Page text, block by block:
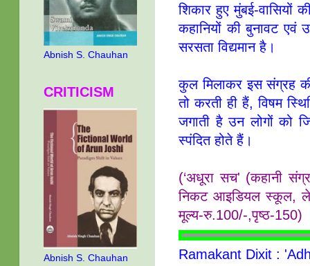
शिकार हुए मुंबई-वासियों
कहानियों की बुनावट
सरसता विद्यमान है।
कुल मिलाकर इस संग्रह
तो करती ही हैं, विषम
जगाती है उन लोगों को
स्‍पंदित होते हैं।
(‘अधूरा सच' (कहानी
निकट आइडियल स्‍कूल,
मूल्‍य-रु.100/-,पृष्‍ठ-150)
Ramakant Dixit :
Abnish S. Chauhan
CRITICISM
Abnish S. Chauhan